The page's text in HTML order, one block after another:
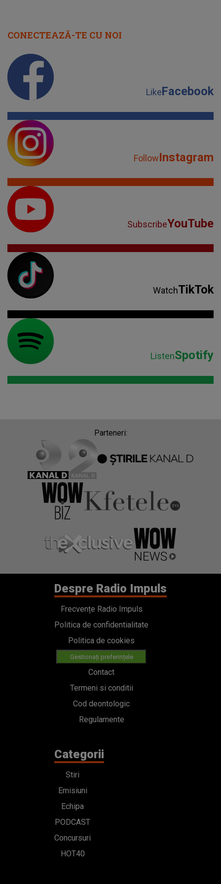
CONECTEAZĂ-TE CU NOI
LikeFacebook
FollowInstagram
SubscribeYouTube
WatchTikTok
ListenSpotify
Parteneri:
Despre Radio Impuls
Frecvențe Radio Impuls
Politica de confidentialitate
Politica de cookies
Gestionați preferințele
Contact
Termeni si conditii
Cod deontologic
Regulamente
Categorii
Stiri
Emisiuni
Echipa
PODCAST
Concursuri
HOT40